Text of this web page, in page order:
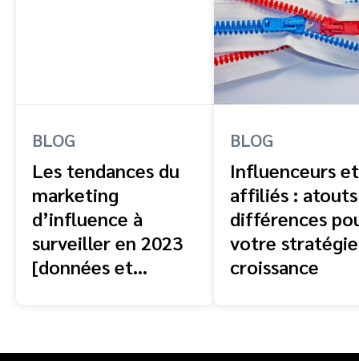
BLOG
Les tendances du
marketing
d’influence à
surveiller en 2023
[données et
BLOG
Influenceurs et
affiliés :
différences
votre
croissance